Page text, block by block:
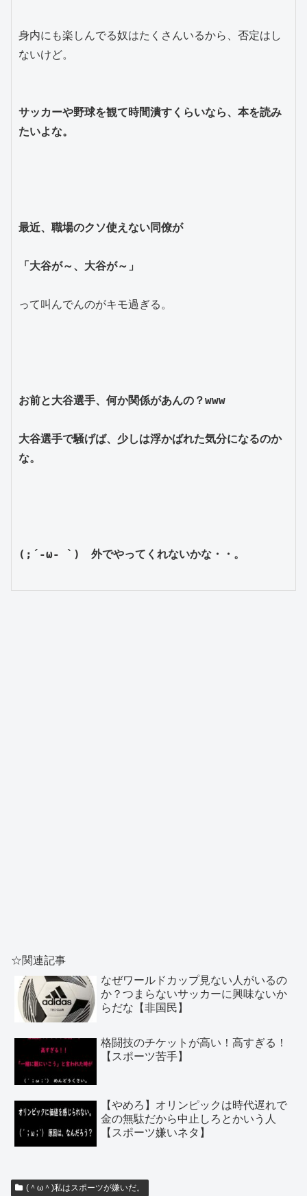
身内にも楽しんでる奴はたくさんいるから、否定はし
ないけど。
サッカーや野球を観て時間潰すくらいなら、本を読み
たいよな。
最近、職場のクソ使えない同僚が
「大谷が～、大谷が～」
って叫んでんのがキモ過ぎる。
お前と大谷選手、何か関係があんの？www
大谷選手で騒げば、少しは浮かばれた気分になるのか
な。
(;´-ω- `)　外でやってくれないかな・・。
☆関連記事
なぜワールドカップ見ない人がいるの
か？つまらないサッカーに興味ないか
らだな【非国民】
格闘技のチケットが高い！高すぎる！
【スポーツ苦手】
【やめろ】オリンピックは時代遅れで
金の無駄だから中止しろとかいう人
【スポーツ嫌いネタ】
(＾ω＾)私はスポーツが嫌いだ。